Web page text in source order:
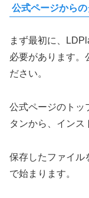
公式ページから
まず最初に、
必要があります。
ださい。
公式ページのトッ
タンから、インス
保存したファイル
で始まります。